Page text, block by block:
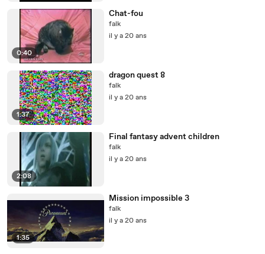
0:40
Chat-fou
falk
il y a 20 ans
1:37
dragon quest 8
falk
il y a 20 ans
2:08
Final fantasy advent children
falk
il y a 20 ans
1:35
Mission impossible 3
falk
il y a 20 ans